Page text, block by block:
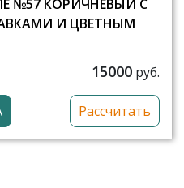
№57 КОРИЧНЕВЫЙ С
И ЦВЕТНЫМ
15000 руб.
Рассчитать